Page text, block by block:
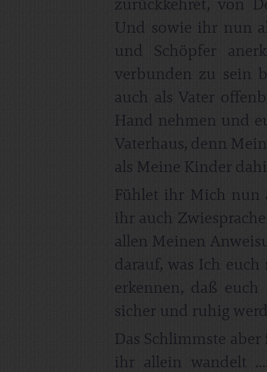
zurückkehret, von
Und sowie ihr nun
und Schöpfer
verbunden zu sein
auch als Vater
Hand nehmen und
Vaterhaus, denn
als Meine Kinder
Fühlet ihr Mich nun
ihr auch
allen Meinen
darauf, was Ich
erkennen, daß
sicher und ruhig
Das Schlimmste
ihr allein wandelt